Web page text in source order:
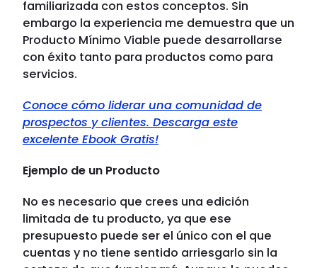
familiarizada con estos conceptos. Sin
embargo la experiencia me demuestra que un
Producto Mínimo Viable puede desarrollarse
con éxito tanto para productos como para
servicios.
Conoce cómo liderar una comunidad de
prospectos y clientes. Descarga este
excelente Ebook Gratis!
Ejemplo de un Producto
No es necesario que crees una edición
limitada de tu producto, ya que ese
presupuesto puede ser el único con el que
cuentas y no tiene sentido arriesgarlo sin la